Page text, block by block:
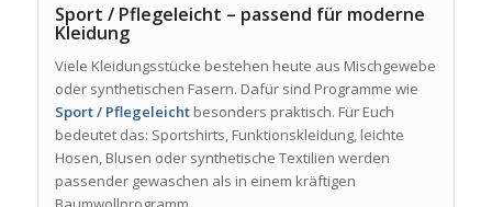
Sport / Pflegeleicht – passend für moderne
Kleidung
Viele Kleidungsstücke bestehen heute aus Mischgewebe
oder synthetischen Fasern. Dafür sind Programme wie
Sport / Pflegeleichtbesonders praktisch. Für Euch
bedeutet das: Sportshirts, Funktionskleidung, leichte
Hosen, Blusen oder synthetische Textilien werden
passender gewaschen als in einem kräftigen